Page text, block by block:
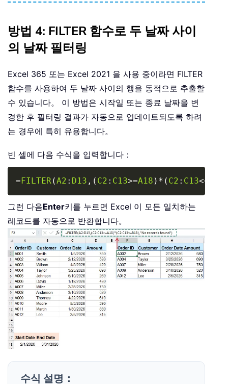
방법 4: FILTER 함수로 두 날짜 사이
의 날짜 필터링
Excel 365 또는 Excel 2021 을 사용 중이라면 FILTER
함수를 사용하여 두 날짜 사이의 행을 동적으로 추출할
수 있습니다。 이 방법은 시작일 또는 종료 날짜을 변
경한 후 필터링 결과가 자동으로 업데이트되도록 하려
는 경우에 특히 유용합니다。
빈 셀에 다음 수식을 입력합니다：
=FILTER (A2 : D13 , ( C2 : C13>=A18 ) * ( C2 : C13<=
Copy
그런 다음Enter키를 누르면 Excel 이 모든 일치하는
레코드를 자동으로 반환합니다。
수식 설명：